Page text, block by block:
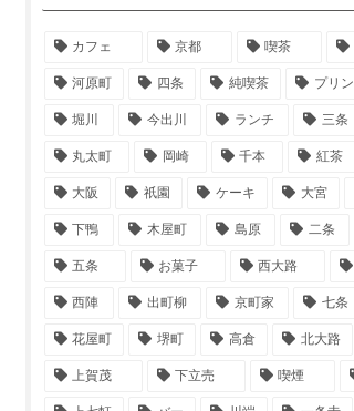
カフェ 京都 喫茶
河原町 四条 純喫茶 プリン
堀川 今出川 ランチ 三条
丸太町 岡崎 千本 紅茶
大阪 祇園 ケーキ 大宮
下鴨 木屋町 島原 二条
五条 お菓子 西大路
西陣 出町柳 京町家 七条
花屋町 堺町 高倉 北大路
上賀茂 下立売 喫煙